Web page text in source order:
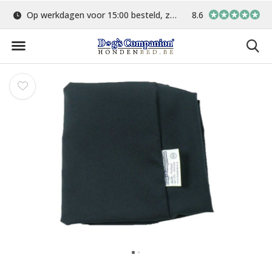
besteld, zelfde dag verstuurd Gratis verzending vanaf €75,-
8.6